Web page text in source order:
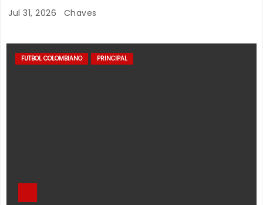
Jul 31, 2026 Chaves
FUTBOL COLOMBIANO PRINCIPAL